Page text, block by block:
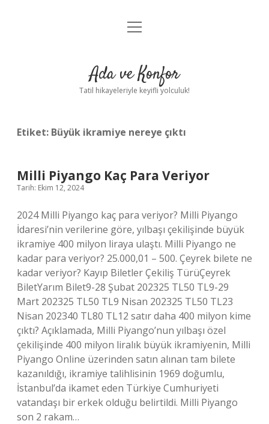
Anasayfa
Yasal Uyarı
menüyü
Ada ve Konfor
Tatil hikayeleriyle keyifli yolculuk!
Etiket: Büyük ikramiye nereye çıktı
Milli Piyango Kaç Para Veriyor
Tarih: Ekim 12, 2024
2024 Milli Piyango kaç para veriyor? Milli Piyango
İdaresi’nin verilerine göre, yılbaşı çekilişinde büyük
ikramiye 400 milyon liraya ulaştı. Milli Piyango ne
kadar para veriyor? 25.000,01 – 500. Çeyrek bilete ne
kadar veriyor? Kayıp Biletler Çekiliş TürüÇeyrek
BiletYarım Bilet9-28 Şubat 202325 TL50 TL9-29
Mart 202325 TL50 TL9 Nisan 202325 TL50 TL23
Nisan 202340 TL80 TL12 satır daha 400 milyon kime
çıktı? Açıklamada, Milli Piyango’nun yılbaşı özel
çekilişinde 400 milyon liralık büyük ikramiyenin, Milli
Piyango Online üzerinden satın alınan tam bilete
kazanıldığı, ikramiye talihlisinin 1969 doğumlu,
İstanbul’da ikamet eden Türkiye Cumhuriyeti
vatandaşı bir erkek olduğu belirtildi. Milli Piyango
son 2 rakam…